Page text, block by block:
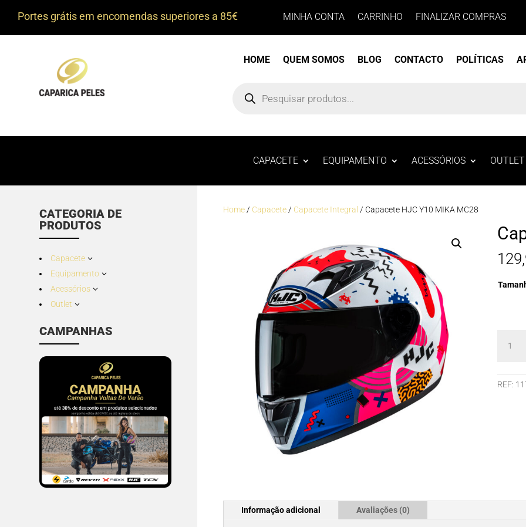
Portes grátis em encomendas superiores a 85€ MINHA CONTA CARRINHO FINALIZAR COMPRAS
HOME QUEM SOMOS BLOG CONTACTO POLÍTICAS
search
CAPACETE EQUIPAMENTO ACESSÓRIOS OUTLET
CATEGORIA DE
PRODUTOS
Capacete 3
Equipamento 3
Acessórios 3
Outlet 3
CAMPANHAS
Home / Capacete / Capacete Integral / Capacete HJC Y10 MIKA MC28
HJC
Y10
REF:
Informação adicional Avaliações (0)